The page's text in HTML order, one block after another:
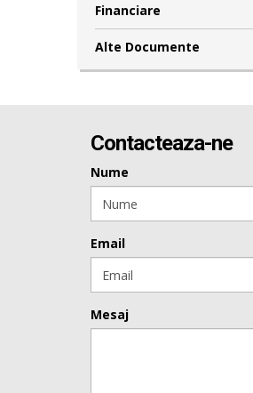
Financiare
Alte Documente
Contacteaza-ne
Nume
Email
Mesaj